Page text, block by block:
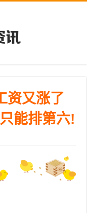
资又涨了
能排第六!